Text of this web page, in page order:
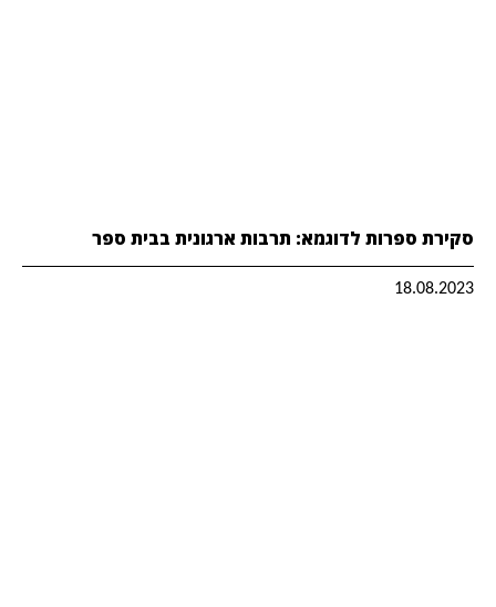
סקירת ספרות לדוגמא: תרבות ארגונית בבית ספר
18.08.2023